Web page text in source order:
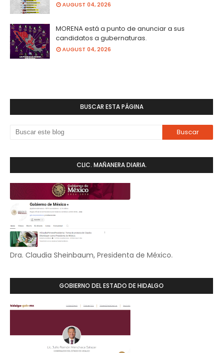
AUGUST 04, 2026
MORENA está a punto de anunciar a sus
candidatos a gubernaturas.
AUGUST 04, 2026
BUSCAR ESTA PÁGINA
CLIC. MAÑANERA DIARIA.
Dra. Claudia Sheinbaum, Presidenta de México.
GOBIERNO DEL ESTADO DE HIDALGO